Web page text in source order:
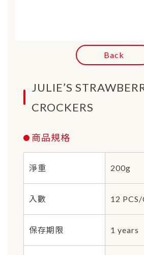
Back
JULIE’S
CROCKERS
商品規格
淨重 200g
入數 12
保存期限 1 years